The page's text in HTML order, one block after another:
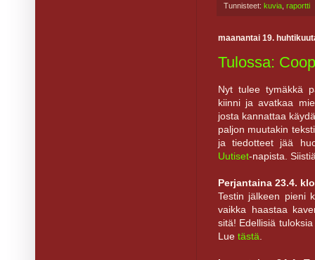
Tunnisteet: kuvia raportti
maanantai 19.
Tulossa:
Nyt tulee tymäkkä
kiinni ja avatkaa
josta kannattaa
paljon muutakin
ja tiedotteet jää
Uutiset-napista.
Perjantaina 23.4.
Testin jälkeen pieni
vaikka haastaa
sitä! Edellisiä
Lue tästä.